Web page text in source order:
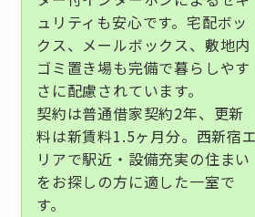
ュリティも安心です。宅配ボッ
クス、メールボックス、敷地内
ゴミ置き場も完備で暮らしやす
さに配慮されています。
契約は普通借家契約2年、更新
料は新賃料1.5ヶ月分。西新宿エ
リアで駅近・設備充実の住まい
をお探しの方に適した一室で
す。